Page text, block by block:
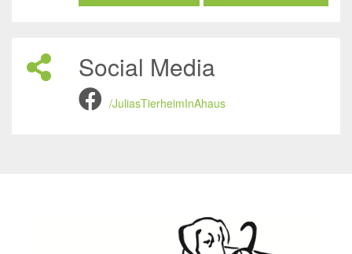
Social Media
/JuliasTierheimInAhaus